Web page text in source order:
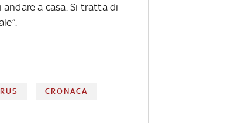
a casa. Si tratta di
CRONACA